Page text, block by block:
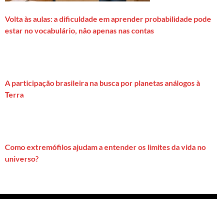
Volta às aulas: a dificuldade em aprender probabilidade pode
estar no vocabulário, não apenas nas contas
A participação brasileira na busca por planetas análogos à
Terra
Como extremófilos ajudam a entender os limites da vida no
universo?